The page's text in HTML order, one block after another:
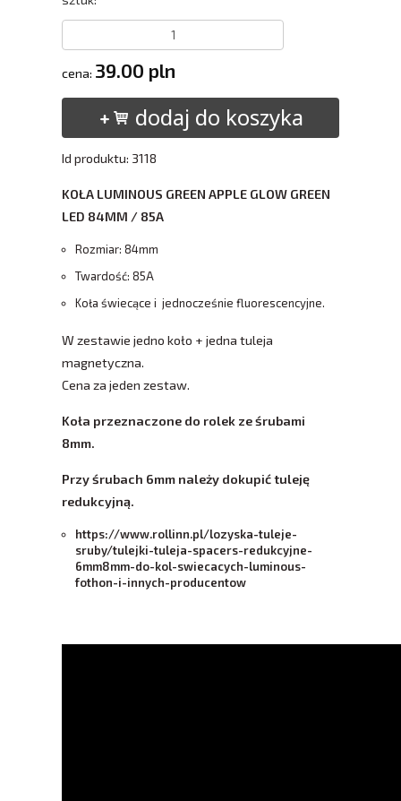
cena: 39.00 pln
dodaj do koszyka
Id produktu: 3118
KOŁA LUMINOUS GREEN APPLE GLOW GREEN
LED 84MM / 85A
Rozmiar: 84mm
Twardość: 85A
Koła świecące i jednocześnie fluorescencyjne.
W zestawie jedno koło + jedna tuleja
magnetyczna.
​Cena za jeden zestaw.
Koła przeznaczone do rolek ze śrubami
8mm.
Przy śrubach 6mm należy dokupić tuleję
redukcyjną.
https://www.rollinn.pl/lozyska-tuleje-
sruby/tulejki-tuleja-spacers-redukcyjne-
6mm8mm-do-kol-swiecacych-luminous-
fothon-i-innych-producentow